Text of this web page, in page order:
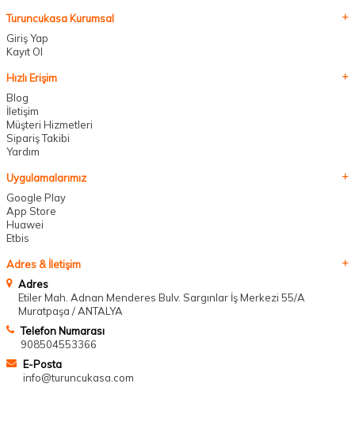
Turuncukasa Kurumsal
Giriş Yap
Kayıt Ol
Hızlı Erişim
Blog
İletişim
Müşteri Hizmetleri
Sipariş Takibi
Yardım
Uygulamalarımız
Google Play
App Store
Huawei
Etbis
Adres & İletişim
Adres
Etiler Mah. Adnan Menderes Bulv. Sargınlar İş Merkezi 55/A
Muratpaşa / ANTALYA
Telefon Numarası
908504553366
E-Posta
info@turuncukasa.com